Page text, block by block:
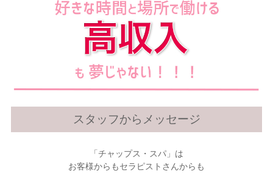
スタッフからメッセージ
「チャップス・スパ」は
お客様からもセラピストさんからも